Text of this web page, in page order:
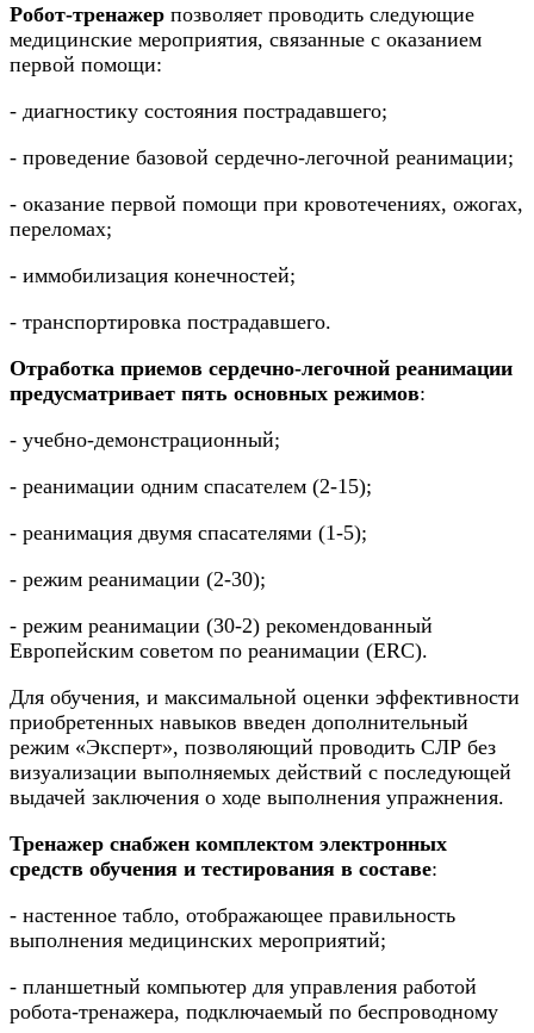
Робот-тренажер позволяет проводить следующие
медицинские мероприятия, связанные с оказанием
первой помощи:
- диагностику состояния пострадавшего;
- проведение базовой сердечно-легочной реанимации;
- оказание первой помощи при кровотечениях, ожогах,
переломах;
- иммобилизация конечностей;
- транспортировка пострадавшего.
Отработка приемов сердечно-легочной реанимации
предусматривает пять основных режимов:
- учебно-демонстрационный;
- реанимации одним спасателем (2-15);
- реанимация двумя спасателями (1-5);
- режим реанимации (2-30);
- режим реанимации (30-2) рекомендованный
Европейским советом по реанимации (ERC).
Для обучения, и максимальной оценки эффективности
приобретенных навыков введен дополнительный
режим «Эксперт», позволяющий проводить СЛР без
визуализации выполняемых действий с последующей
выдачей заключения о ходе выполнения упражнения.
Тренажер снабжен комплектом электронных
средств обучения и тестирования в составе:
- настенное табло, отображающее правильность
выполнения медицинских мероприятий;
- планшетный компьютер для управления работой
робота-тренажера, подключаемый по беспроводному